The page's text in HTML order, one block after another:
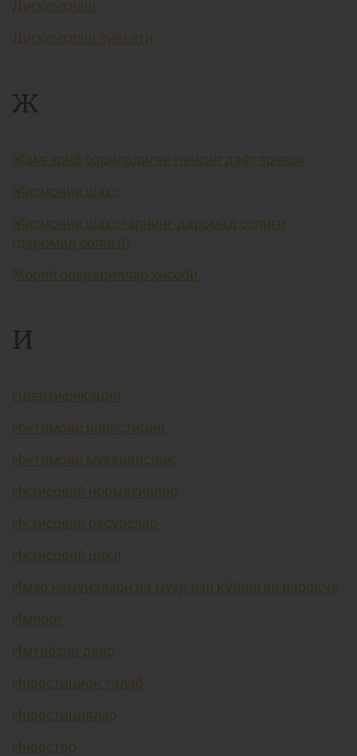
Дисконтлаш
Дисконтлаш сиёсати
Ж
Жамғариб бориладиган пенсия дафтарчаси
Жисмоний шахс
Жисмоний шахсларнинг даромад солиғи
(даромад солиғи)
Жорий операциялар ҳисоби
И
Идентификация
Ижтимоий инвестиция
Ижтимоий муҳандислик
Иқтисодий нормативлар
Иқтисодий ресурслар
Иқтисодий цикл
Имзо намуналари ва муҳр изи қўйилган варақча
Импорт
Имтиёзли давр
Инвестицион талаб
Инвестициялар
Инвестор